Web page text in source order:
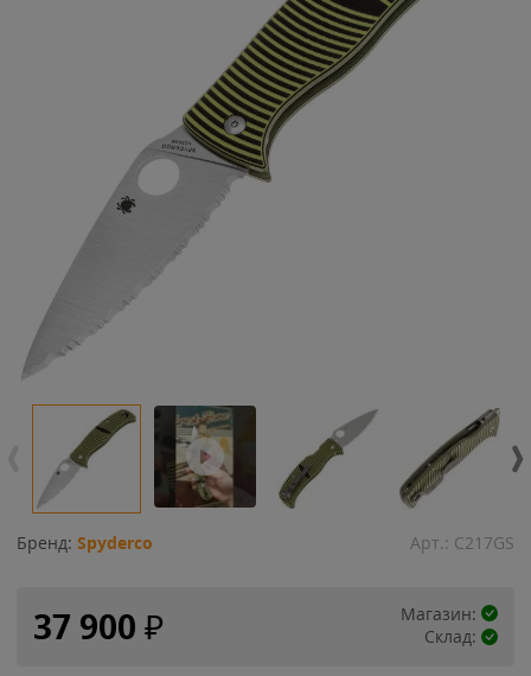
Бренд: Spyderco Арт.: C217GS
37 900 ₽
Магазин:
Склад: